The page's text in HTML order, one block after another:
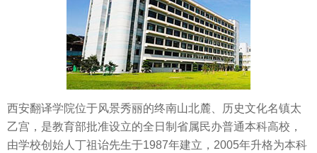
西安翻译学院位于风景秀丽的终南山北麓、历史文化名镇太
乙宫，是教育部批准设立的全日制省属民办普通本科高校，
由学校创始人丁祖诒先生于1987年建立，2005年升格为本科